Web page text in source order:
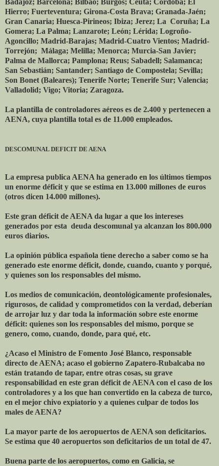
Badajoz; Barcelona; Bilbao; Burgos; Ceuta; Córdoba; El
Hierro; Fuerteventura; Girona-Costa Brava; Granada-Jaén;
Gran Canaria; Huesca-Pirineos; Ibiza; Jerez; La Coruña; La
Gomera; La Palma; Lanzarote; León; Lérida; Logroño-
Agoncillo; Madrid-Barajas; Madrid-Cuatro Vientos; Madrid-
Torrejón; Málaga; Melilla; Menorca; Murcia-San Javier;
Palma de Mallorca; Pamplona; Reus; Sabadell; Salamanca;
San Sebastián; Santander; Santiago de Compostela; Sevilla;
Son Bonet (Baleares); Tenerife Norte; Tenerife Sur; Valencia;
Valladolid; Vigo; Vitoria; Zaragoza.
La plantilla de controladores aéreos es de 2.400 y pertenecen a
AENA, cuya plantilla total es de 11.000 empleados.
DESCOMUNAL DEFICIT DE AENA
La empresa publica AENA ha generado en los últimos tiempos
un enorme déficit y que se estima en 13.000 millones de euros
(otros dicen 14.000 millones).
Este gran déficit de AENA da lugar a que los intereses
generados por esta deuda descomunal ya alcanzan los 800.000
euros diarios.
La opinión pública española tiene derecho a saber como se ha
generado este enorme déficit, donde, cuando, cuanto y porqué,
y quienes son los responsables del mismo.
Los medios de comunicación, deontológicamente profesionales,
rigurosos, de calidad y comprometidos con la verdad, deberían
de arrojar luz y dar toda la información sobre este enorme
déficit: quienes son los responsables del mismo, porque se
genero, como, cuando, donde, para qué, etc.
¿Acaso el Ministro de Fomento José Blanco, responsable
directo de AENA; acaso el gobierno Zapatero-Rubalcaba no
están tratando de tapar, entre otras cosas, su grave
responsabilidad en este gran déficit de AENA con el caso de los
controladores y a los que han convertido en la cabeza de turco,
en el mejor chivo expiatorio y a quienes culpar de todos los
males de AENA?
La mayor parte de los aeropuertos de AENA son deficitarios.
Se estima que 40 aeropuertos son deficitarios de un total de 47.
Buena parte de los aeropuertos, como en Galicia, se